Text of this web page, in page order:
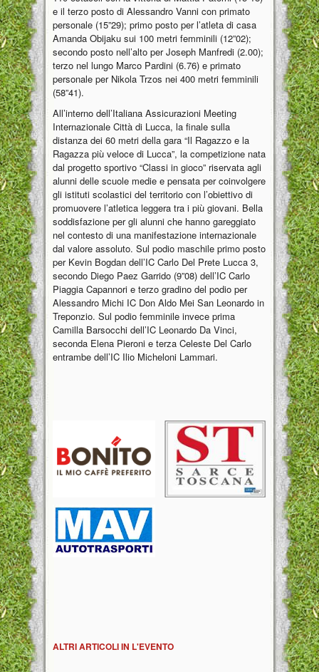
e il terzo posto di Alessandro Vanni con primato
personale (15”29); primo posto per l’atleta di casa
Amanda Obijaku sui 100 metri femminili (12”02);
secondo posto nell’alto per Joseph Manfredi (2.00);
terzo nel lungo Marco Pardini (6.76) e primato
personale per Nikola Trzos nei 400 metri femminili
(58”41).
All’interno dell’Italiana Assicurazioni Meeting
Internazionale Città di Lucca, la finale sulla
distanza dei 60 metri della gara “Il Ragazzo e la
Ragazza più veloce di Lucca”, la competizione nata
dal progetto sportivo “Classi in gioco” riservata agli
alunni delle scuole medie e pensata per coinvolgere
gli istituti scolastici del territorio con l’obiettivo di
promuovere l’atletica leggera tra i più giovani. Bella
soddisfazione per gli alunni che hanno gareggiato
nel contesto di una manifestazione internazionale
dal valore assoluto. Sul podio maschile primo posto
per Kevin Bogdan dell’IC Carlo Del Prete Lucca 3,
secondo Diego Paez Garrido (9”08) dell’IC Carlo
Piaggia Capannori e terzo gradino del podio per
Alessandro Michi IC Don Aldo Mei San Leonardo in
Treponzio. Sul podio femminile invece prima
Camilla Barsocchi dell’IC Leonardo Da Vinci,
seconda Elena Pieroni e terza Celeste Del Carlo
entrambe dell’IC Ilio Micheloni Lammari.
ALTRI ARTICOLI IN L'EVENTO